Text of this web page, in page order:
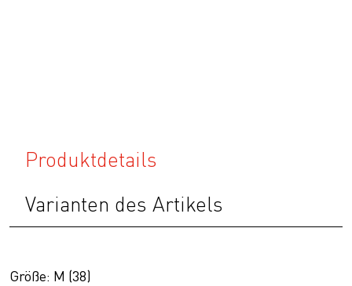
Produktdetails
Varianten des Artikels
Größe: M (38)